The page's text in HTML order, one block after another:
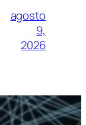
agosto
9,
2026